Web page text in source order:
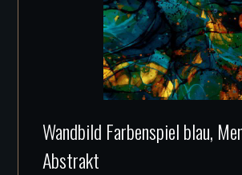
werden
Produkt
Wandbild Farbenspiel blau,
Abstrakt